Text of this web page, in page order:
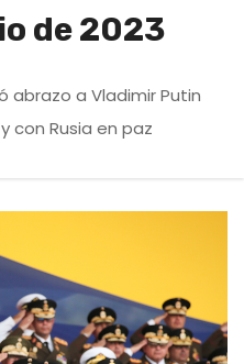
de 2023
abrazo a Vladimir Putin
con Rusia en paz